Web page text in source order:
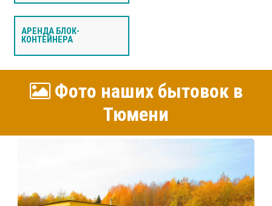
АРЕНДА БЛОК-
КОНТЕЙНЕРА
Фото наших бытовок в
Тюмени